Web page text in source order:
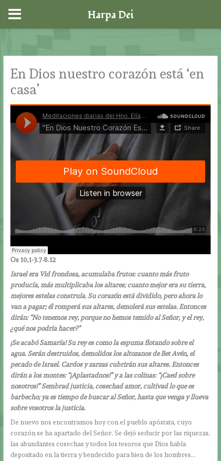
contenido
En Dios nuestro corazón está ‘en
casa’
Os 10,1-3.7-8.12
Israel era Vid frondosa, acumulaba frutos: cuanto más fruto
producía, más multiplicaba los altares; cuanto mejor era su tierra,
mejores estelas construía. Su corazón está dividido, pero ahora lo
van a pagar; él romperá sus altares, demolerá sus estelas. Entonces
dirán: “No tenemos rey, porque no hemos temido al Señor, y el rey,
¿qué nos podría hacer?”
¡Se acabó Samaría! Su rey es como la espuma flotando sobre el
agua. Serán destruidos, demolidos los altozanos de Bet Avén, el
pecado de Israel. Cardos y zarzas cubrirán sus altares. Entonces
dirán a los montes: “¡Aplastadnos!” y a las colinas: “¡Caed sobre
nosotros!” Sembrad justicia, cosechad amor, cultivad lo que es
barbecho; ya es tiempo de buscar al Señor, hasta que venga y llueva
sobre vosotros la justicia.
De nuevo nos encontramos hoy con el pueblo apóstata, cuyo
corazón se ha apartado del Señor. Se dejó seducir por las riquezas,
las abundantes cosechas y todos los tesoros que Dios había
depositado en la tierra y bendecido para bien de los hombres…
Harpa Dei